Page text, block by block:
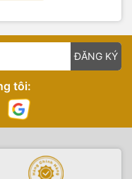
ĐĂNG KÝ
tôi: